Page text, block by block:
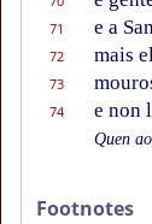
71 e a
72 mais
73
74 e non
Quen
Footnotes